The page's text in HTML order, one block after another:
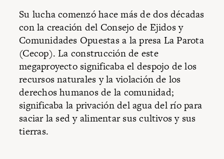
Su lucha comenzó hace más de dos décadas
con la creación del Consejo de Ejidos y
Comunidades Opuestas a la presa La Parota
(Cecop). La construcción de este
megaproyecto significaba el despojo de los
recursos naturales y la violación de los
derechos humanos de la comunidad;
significaba la privación del agua del río para
saciar la sed y alimentar sus cultivos y sus
tierras.